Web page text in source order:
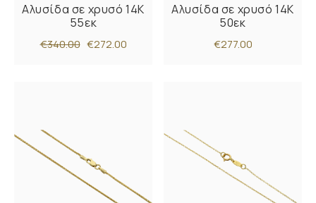
Αλυσίδα σε χρυσό 14Κ
55εκ
€340.00 €272.00
Αλυσίδα σε χρυσό 14Κ
50εκ
€277.00